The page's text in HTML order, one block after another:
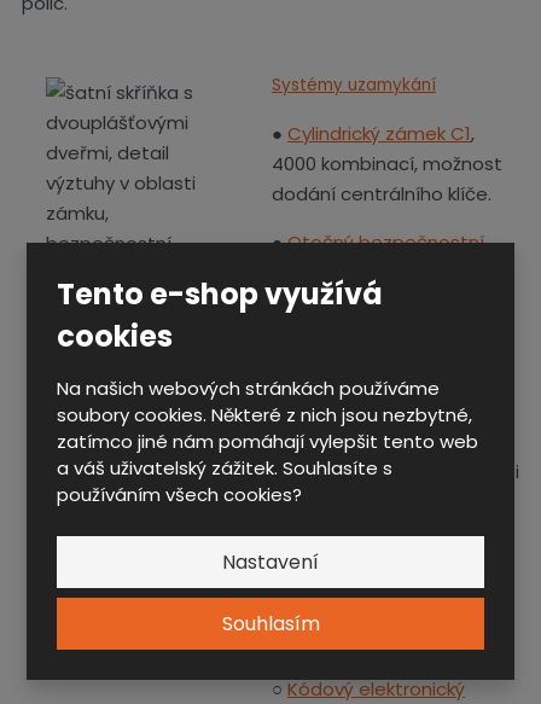
Tento e-shop využívá
cookies
Na našich webových stránkách používáme
soubory cookies. Některé z nich jsou nezbytné,
zatímco jiné nám pomáhají vylepšit tento web
a váš uživatelský zážitek. Souhlasíte s
používáním všech cookies?
Nastavení
Souhlasím
Systémy uzamykání
● Cylindrický zámek C1,
4000 kombinací, možnost
dodání centrálního klíče.
●Otočný bezpečnostní
visací zámek s průměrem
Pro uzamykání je použita
závora
s bezpečnostním hákem,
který zvyšuje odolnost proti
vypáčení dveří.
Příplatková výbava:
○Mincovní zálohový zámek
○Kódový mechanický
zámek
○Kódový elektronický